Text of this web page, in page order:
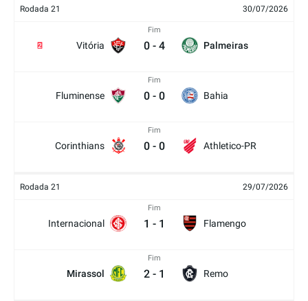
Rodada 21 30/07/2026
Vitória
2
Fim
0 - 4 Palmeiras
Fluminense
Fim
0 - 0 Bahia
Corinthians
Fim
0 - 0 Athletico-PR
Rodada 21 29/07/2026
Internacional
Fim
1 - 1 Flamengo
Mirassol
Fim
2 - 1 Remo